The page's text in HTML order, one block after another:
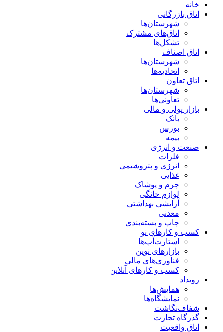
خانه
اتاق بازرگانی
شهرستان‌ها
اتاق‌های مشترک
تشکل‌ها
اتاق اصناف
شهرستان‌ها
اتحادیه‌ها
اتاق تعاون
شهرستان‌ها
تعاونی‌ها
بازار پولی و مالی
بانک
بورس
بیمه
صنعت و انرژی
فلزات
انرژی و پتروشیمی
غذایی
چرم و پوشاک
لوازم خانگی
آرایشی بهداشتی
معدنی
چاپ و بسته‌بندی
کسب و کارهای نو
استارت‌آپ‌ها
بازارهای نوین
فناوری‌های مالی
کسب و کارهای آنلاین
رویداد
همایش‌ها
نمایشگاه‌ها
شفاف‌نگاشت
گذرگاه تجارت
اتاق واقعیت